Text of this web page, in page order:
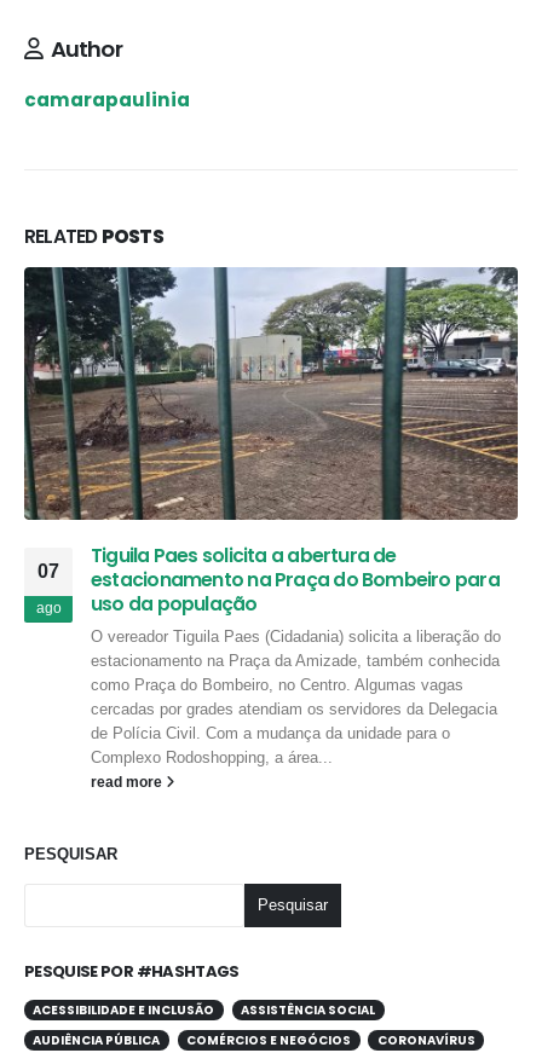
Author
camarapaulinia
RELATEDPOSTS
07
ago
Tiguila Paes solicita a abertura de
estacionamento na Praça do Bombeiro para
uso da população
O vereador Tiguila Paes (Cidadania) solicita a liberação do
estacionamento na Praça da Amizade, também conhecida
como Praça do Bombeiro, no Centro. Algumas vagas
cercadas por grades atendiam os servidores da Delegacia
de Polícia Civil. Com a mudança da unidade para o
Complexo Rodoshopping, a área...
read more
PESQUISAR
Pesquisar
PESQUISE POR #HASHTAGS
ACESSIBILIDADE E INCLUSÃO
ASSISTÊNCIA SOCIAL
AUDIÊNCIA PÚBLICA
COMÉRCIOS E NEGÓCIOS
CORONAVÍRUS